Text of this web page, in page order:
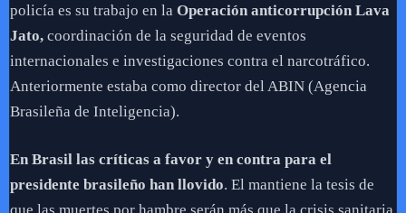
policía es su trabajo en la Operación anticorrupción Lava
Jato, coordinación de la seguridad de eventos
internacionales e investigaciones contra el narcotráfico.
Anteriormente estaba como director del ABIN (Agencia
Brasileña de Inteligencia).
En Brasil las críticas a favor y en contra para el
presidente brasileño han llovido. El mantiene la tesis de